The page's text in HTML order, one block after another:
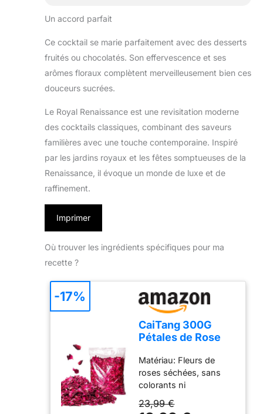
Un accord parfait
Ce cocktail se marie parfaitement avec des desserts
fruités ou chocolatés. Son effervescence et ses
arômes floraux complètent merveilleusement bien ces
douceurs sucrées.
Le Royal Renaissance est une revisitation moderne
des cocktails classiques, combinant des saveurs
familières avec une touche contemporaine. Inspiré
par les jardins royaux et les fêtes somptueuses de la
Renaissance, il évoque un monde de luxe et de
raffinement.
Imprimer
Où trouver les ingrédients spécifiques pour ma
recette ?
CaiTang 300G
Pétales de Rose
Pétales de Rose
Rouge, Confettis
de Rose Mariage,
Fleurs Séchées de
Matériau: Fleurs de
roses séchées, sans
colorants ni
environ 300g.
23,99 €
-17%